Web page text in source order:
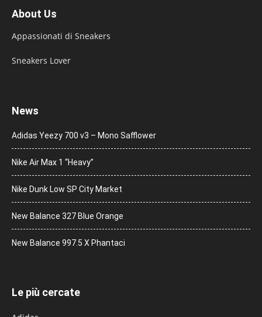
About Us
Appassionati di Sneakers
Sneakers Lover
News
Adidas Yeezy 700 v3 – Mono Safflower
Nike Air Max 1 “Heavy”
Nike Dunk Low SP City Market
New Balance 327 Blue Orange
New Balance 997.5 X Phantaci
Le più cercate